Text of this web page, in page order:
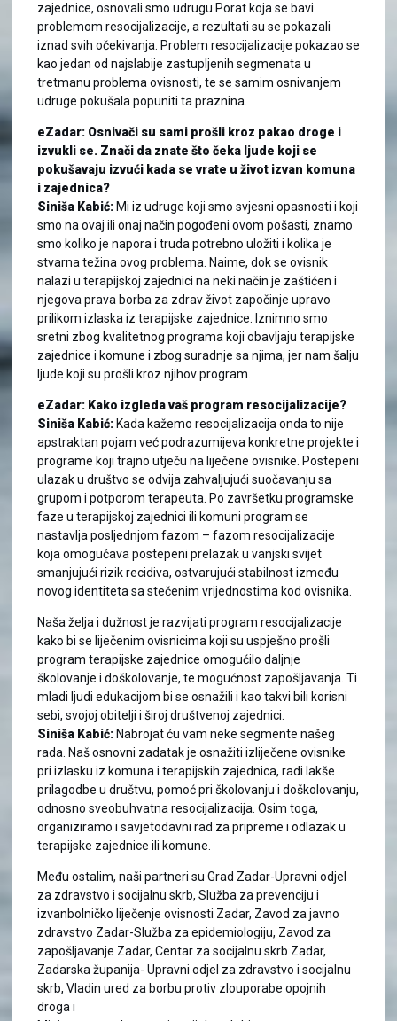
zajednice, osnovali smo udrugu Porat koja se bavi
problemom resocijalizacije, a rezultati su se pokazali
iznad svih očekivanja. Problem resocijalizacije pokazao se
kao jedan od najslabije zastupljenih segmenata u
tretmanu problema ovisnosti, te se samim osnivanjem
udruge pokušala popuniti ta praznina.
eZadar: Osnivači su sami prošli kroz pakao droge i
izvukli se. Znači da znate što čeka ljude koji se
pokušavaju izvući kada se vrate u život izvan komuna
i zajednica?
Siniša Kabić: Mi iz udruge koji smo svjesni opasnosti i koji
smo na ovaj ili onaj način pogođeni ovom pošasti, znamo
smo koliko je napora i truda potrebno uložiti i kolika je
stvarna težina ovog problema. Naime, dok se ovisnik
nalazi u terapijskoj zajednici na neki način je zaštićen i
njegova prava borba za zdrav život započinje upravo
prilikom izlaska iz terapijske zajednice. Iznimno smo
sretni zbog kvalitetnog programa koji obavljaju terapijske
zajednice i komune i zbog suradnje sa njima, jer nam šalju
ljude koji su prošli kroz njihov program.
eZadar: Kako izgleda vaš program resocijalizacije?
Siniša Kabić: Kada kažemo resocijalizacija onda to nije
apstraktan pojam već podrazumijeva konkretne projekte i
programe koji trajno utječu na liječene ovisnike. Postepeni
ulazak u društvo se odvija zahvaljujući suočavanju sa
grupom i potporom terapeuta. Po završetku programske
faze u terapijskoj zajednici ili komuni program se
nastavlja posljednjom fazom – fazom resocijalizacije
koja omogućava postepeni prelazak u vanjski svijet
smanjujući rizik recidiva, ostvarujući stabilnost između
novog identiteta sa stečenim vrijednostima kod ovisnika.
Naša želja i dužnost je razvijati program resocijalizacije
kako bi se liječenim ovisnicima koji su uspješno prošli
program terapijske zajednice omogućilo daljnje
školovanje i doškolovanje, te mogućnost zapošljavanja. Ti
mladi ljudi edukacijom bi se osnažili i kao takvi bili korisni
sebi, svojoj obitelji i široj društvenoj zajednici.
Siniša Kabić: Nabrojat ću vam neke segmente našeg
rada. Naš osnovni zadatak je osnažiti izliječene ovisnike
pri izlasku iz komuna i terapijskih zajednica, radi lakše
prilagodbe u društvu, pomoć pri školovanju i doškolovanju,
odnosno sveobuhvatna resocijalizacija. Osim toga,
organiziramo i savjetodavni rad za pripreme i odlazak u
terapijske zajednice ili komune.
Među ostalim, naši partneri su Grad Zadar-Upravni odjel
za zdravstvo i socijalnu skrb, Služba za prevenciju i
izvanbolničko liječenje ovisnosti Zadar, Zavod za javno
zdravstvo Zadar-Služba za epidemiologiju, Zavod za
zapošljavanje Zadar, Centar za socijalnu skrb Zadar,
Zadarska županija- Upravni odjel za zdravstvo i socijalnu
skrb, Vladin ured za borbu protiv zlouporabe opojnih
droga i